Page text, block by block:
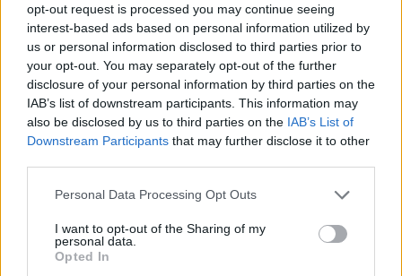
opt-out request is processed you may continue seeing
interest-based ads based on personal information utilized by
us or personal information disclosed to third parties prior to
your opt-out. You may separately opt-out of the further
disclosure of your personal information by third parties on the
IAB’s list of downstream participants. This information may
also be disclosed by us to third parties on the IAB’s List of
Downstream Participants that may further disclose it to other
Please note that this website/app uses one or more Google
not limited to your visit or usage behaviour. You may click to
grant or deny consent to Google and its third-party tags to
use your data for below specified purposes in below Google
Personal Data Processing Opt Outs
I want to opt-out of the Sharing of my
personal data.
Opted In